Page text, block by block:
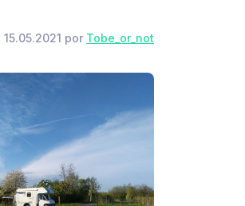
por Tobe_or_not